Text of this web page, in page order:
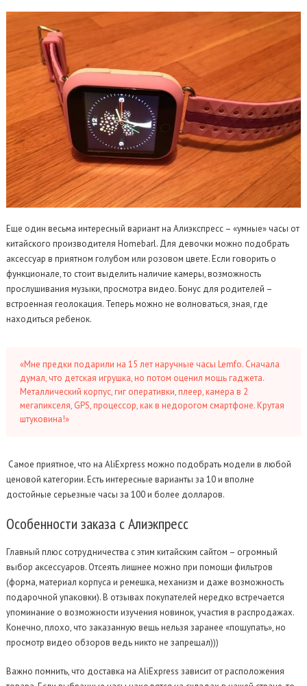
Еще один весьма интересный вариант на Алиэкспресс – «умные» часы от
китайского производителя Homebarl. Для девочки можно подобрать
аксессуар в приятном голубом или розовом цвете. Если говорить о
функционале, то стоит выделить наличие камеры, возможность
прослушивания музыки, просмотра видео. Бонус для родителей –
встроенная геолокация. Теперь можно не волноваться, зная, где
находиться ребенок.
«Мне предки подарили на 15 лет наручные часы Lemfo. Сначала
думал, что детская игрушка, но потом оценил мощь гаджета.
Металлический корпус, гиг оперативки, плеер, камера в 2
мегапикселя, GPS, процессор, как в недорогом смартфоне. Крутая
штуковина!»
Самое приятное, что на AliExpress можно подобрать модели в любой
ценовой категории. Есть интересные варианты за 10 и вполне
достойные серьезные часы за 100 и более долларов.
Особенности заказа с Алиэкпресс
Главный плюс сотрудничества с этим китайским сайтом – огромный
выбор аксессуаров. Отсеять лишнее можно при помощи фильтров
(форма, материал корпуса и ремешка, механизм и даже возможность
подарочной упаковки). В отзывах покупателей нередко встречается
упоминание о возможности изучения новинок, участия в распродажах.
Конечно, плохо, что заказанную вещь нельзя заранее «пощупать», но
просмотр видео обзоров ведь никто не запрещал)))
Важно помнить, что доставка на AliExpress зависит от расположения